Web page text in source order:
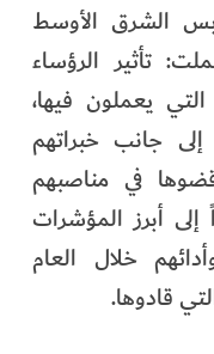
الشرق الأوسط
تأثير الرؤساء
يعملون فيها،
جانب خبراتهم
في مناصبهم
إلى أبرز المؤشرات
خلال العام
قادوها.